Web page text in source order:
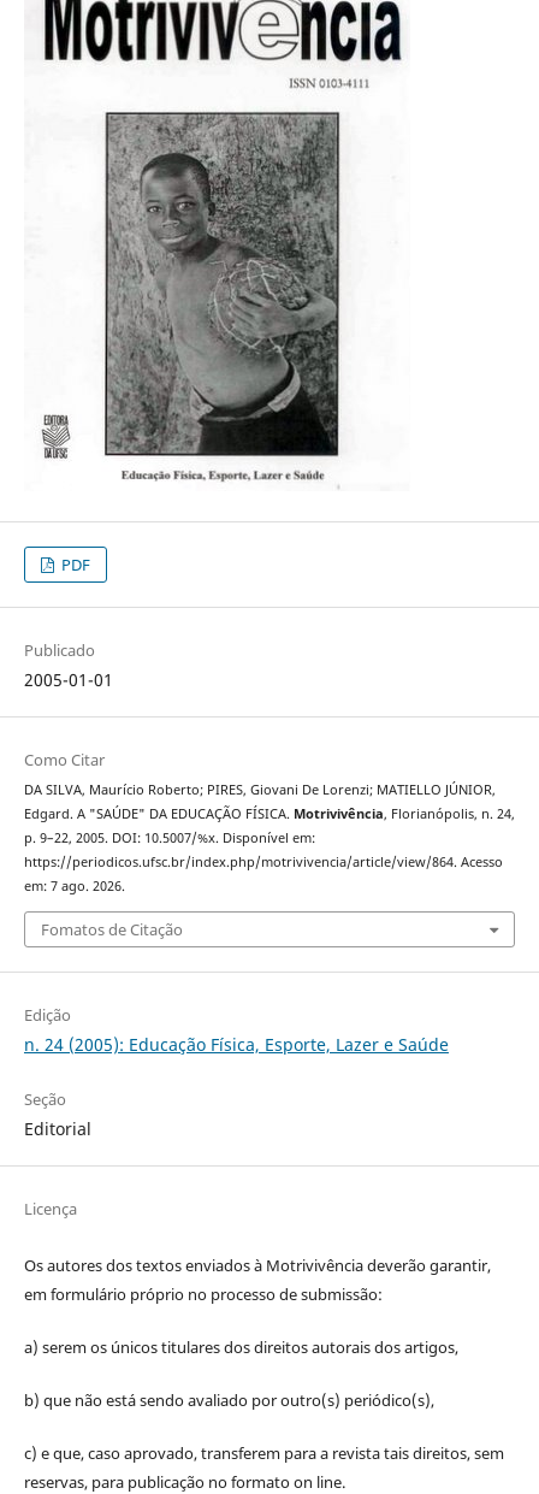
PDF
Publicado
2005-01-01
Como Citar
DA SILVA, Maurício Roberto; PIRES, Giovani De Lorenzi; MATIELLO JÚNIOR,
Edgard. A "SAÚDE" DA EDUCAÇÃO FÍSICA. Motrivivência, Florianópolis, n. 24,
p. 9–22, 2005. DOI: 10.5007/%x. Disponível em:
https://periodicos.ufsc.br/index.php/motrivivencia/article/view/864. Acesso
em: 7 ago. 2026.
Fomatos de Citação
Edição
n. 24 (2005): Educação Física, Esporte, Lazer e Saúde
Seção
Editorial
Licença
Os autores dos textos enviados à Motrivivência deverão garantir,
em formulário próprio no processo de submissão:
a) serem os únicos titulares dos direitos autorais dos artigos,
b) que não está sendo avaliado por outro(s) periódico(s),
c) e que, caso aprovado, transferem para a revista tais direitos, sem
reservas, para publicação no formato on line.